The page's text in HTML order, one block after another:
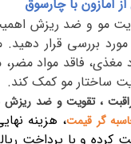
آمازون با چارسوق
مو و ضد ریزش
مورد بررسی قرار
فاقد مواد
ساختار مو کمک کند.
، تقویت و ضد ریزش
گر قیمت، هزینه
پیش فاکتور را ثبت